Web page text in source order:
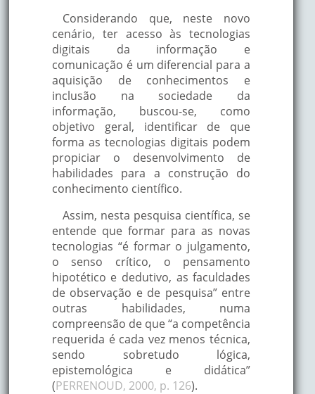
Considerando que, neste novo
cenário, ter acesso às tecnologias
digitais da informação e
comunicação é um diferencial para a
aquisição de conhecimentos e
inclusão na sociedade da
informação, buscou-se, como
objetivo geral, identificar de que
forma as tecnologias digitais podem
propiciar o desenvolvimento de
habilidades para a construção do
conhecimento científico.
Assim, nesta pesquisa científica, se
entende que formar para as novas
tecnologias “é formar o julgamento,
o senso crítico, o pensamento
hipotético e dedutivo, as faculdades
de observação e de pesquisa” entre
outras habilidades, numa
compreensão de que “a competência
requerida é cada vez menos técnica,
sendo sobretudo lógica,
epistemológica e didática”
(PERRENOUD, 2000, p. 126).